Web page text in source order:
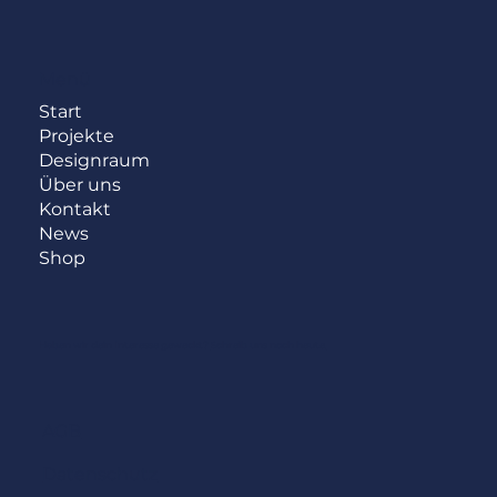
Start
Projekte
Designraum
Über uns
Kontakt
News
Shop